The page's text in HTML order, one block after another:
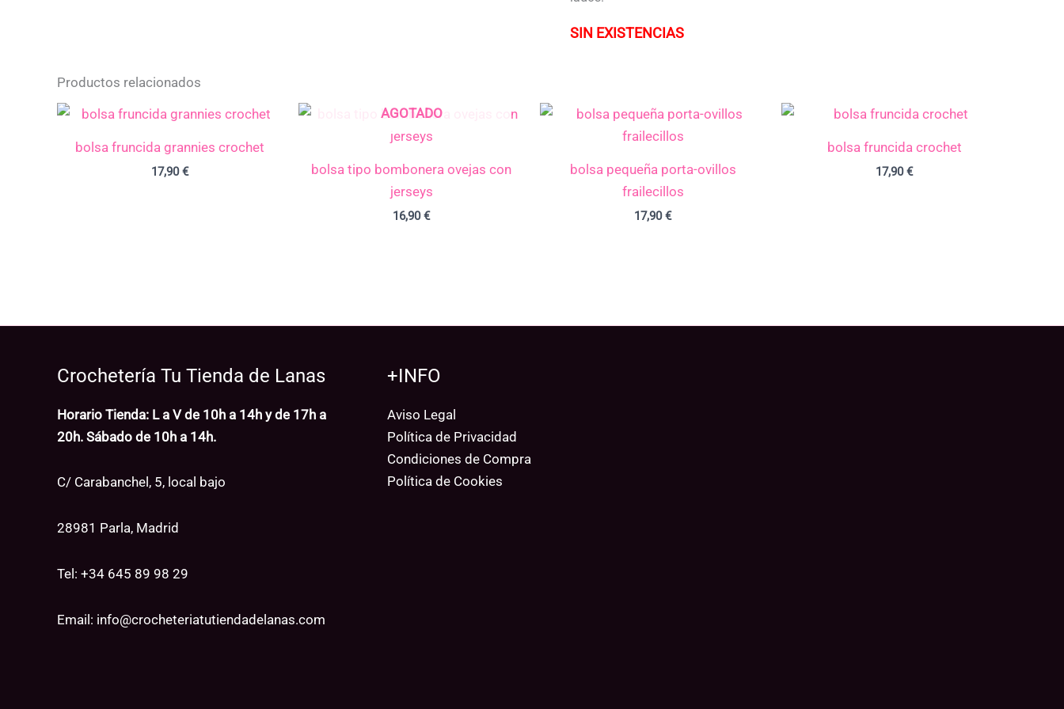
SIN EXISTENCIAS
Productos relacionados
bolsa fruncida grannies crochet
17,90€
AGOTADO
bolsa tipo bombonera ovejas con
jerseys
16,90€
bolsa pequeña porta-ovillos
frailecillos
17,90€
bolsa fruncida crochet
17,90€
Crochetería Tu Tienda de Lanas
Horario Tienda: L a V de 10h a 14h y de 17h a
20h. Sábado de 10h a 14h.
C/ Carabanchel, 5, local bajo
28981 Parla, Madrid
Tel: +34 645 89 98 29
Email: info@crocheteriatutiendadelanas.com
+INFO
Aviso Legal
Política de Privacidad
Condiciones de Compra
Política de Cookies